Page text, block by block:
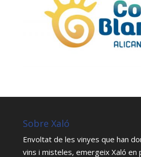
Sobre Xaló
Envoltat de les vinyes que han
vins i misteles, emergeix Xaló en